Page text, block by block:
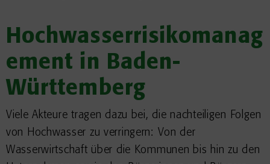
Hochwasserrisikomanag
ement in Baden-
Württemberg
Viele Akteure tragen dazu bei, die nachteiligen Folgen
von Hochwasser zu verringern: Von der
Wasserwirtschaft über die Kommunen bis hin zu den